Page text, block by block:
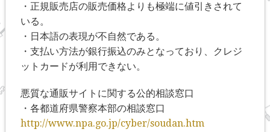
・正規販売店の販売価格よりも極端に値引きされて
いる。
・日本語の表現が不自然である。
・支払い方法が銀行振込のみとなっており、クレジ
ットカードが利用できない。
悪質な通販サイトに関する公的相談窓口
・各都道府県警察本部の相談窓口
http://www.npa.go.jp/cyber/soudan.htm